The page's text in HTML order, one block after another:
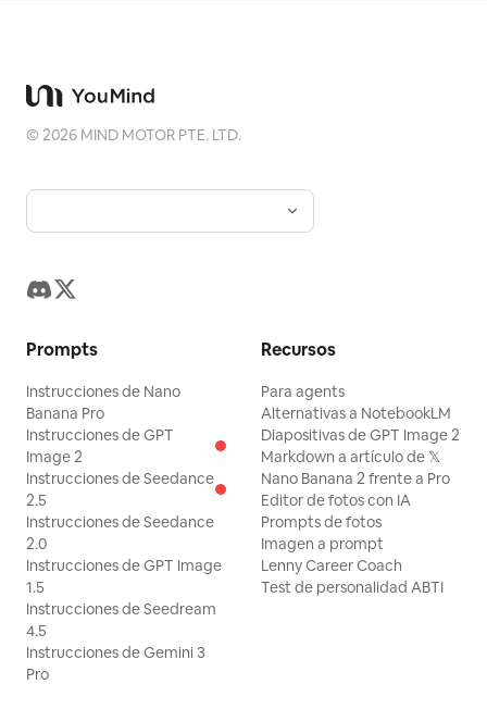
©2026 MIND MOTOR PTE. LTD.
Prompts
Instrucciones de Nano
Banana Pro
Instrucciones de GPT
Image 2
Instrucciones de Seedance
2.5
Instrucciones de Seedance
2.0
Instrucciones de GPT Image
1.5
Instrucciones de Seedream
4.5
Instrucciones de Gemini 3
Pro
Recursos
Para agents
Alternativas a NotebookLM
Diapositivas de GPT Image 2
Markdown a artículo de 𝕏
Nano Banana 2 frente a Pro
Editor de fotos con IA
Prompts de fotos
Imagen a prompt
Lenny Career Coach
Test de personalidad ABTI